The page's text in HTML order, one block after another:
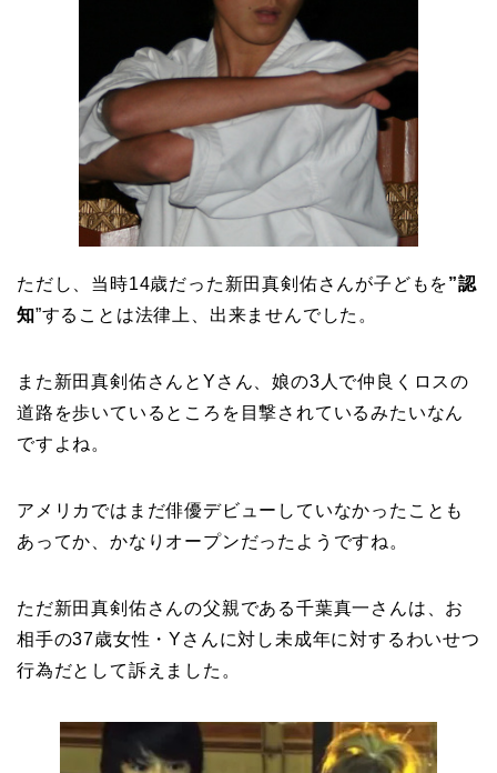
ただし、当時14歳だった新田真剣佑さんが子どもを”認
知”することは法律上、出来ませんでした。
また新田真剣佑さんとYさん、娘の3人で仲良くロスの
道路を歩いているところを目撃されているみたいなん
ですよね。
アメリカではまだ俳優デビューしていなかったことも
あってか、かなりオープンだったようですね。
ただ新田真剣佑さんの父親である千葉真一さんは、お
相手の37歳女性・Yさんに対し未成年に対するわいせつ
行為だとして訴えました。